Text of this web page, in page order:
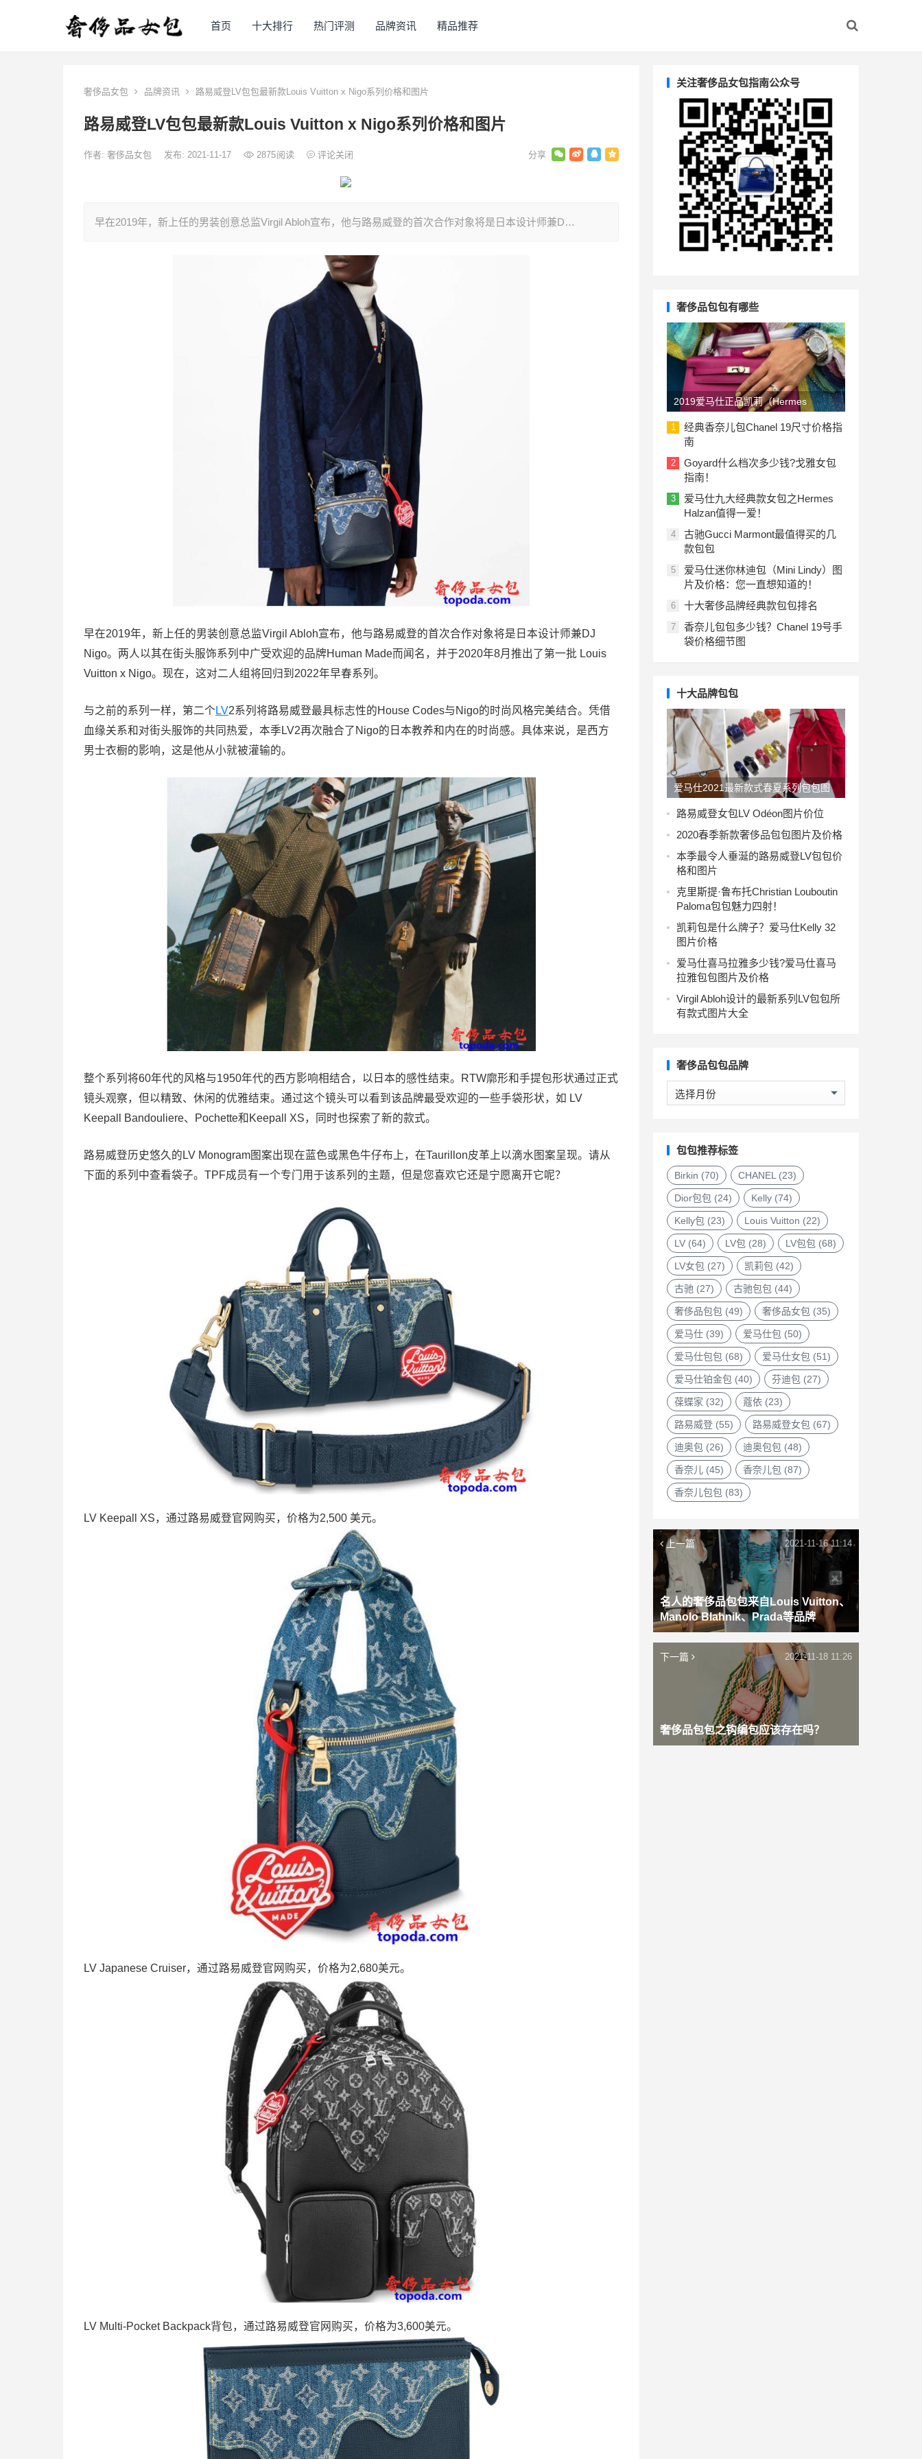
首页 十大排行 热门评测 品牌资讯 精品推荐
奢侈品女包 品牌资讯 路易威登LV包包最新款Louis Vuitton x Nigo系列价格和图片
路易威登LV包包最新款Louis Vuitton x Nigo系列价格和图片
作者: 奢侈品女包 发布: 2021-11-17 2875阅读 评论关闭
早在2019年，新上任的男装创意总监Virgil Abloh宣布，他与路易威登的首次合作对象将是日本设计师兼D…
早在2019年，新上任的男装创意总监Virgil Abloh宣布，他与路易威登的首次合作对象将是日本设计师兼DJ
Nigo。两人以其在街头服饰系列中广受欢迎的品牌Human Made而闻名，并于2020年8月推出了第一批 Louis
Vuitton x Nigo。现在，这对二人组将回归到2022年早春系列。
与之前的系列一样，第二个 LV2系列将路易威登最具标志性的House Codes与Nigo的时尚风格完美结合。凭借
血缘关系和对街头服饰的共同热爱，本季LV2再次融合了Nigo的日本教养和内在的时尚感。具体来说，是西方
男士衣橱的影响，这是他从小就被灌输的。
整个系列将60年代的风格与1950年代的西方影响相结合，以日本的感性结束。RTW廓形和手提包形状通过正式
镜头观察，但以精致、休闲的优雅结束。通过这个镜头可以看到该品牌最受欢迎的一些手袋形状，如 LV
Keepall Bandouliere、Pochette和Keepall XS，同时也探索了新的款式。
路易威登历史悠久的LV Monogram图案出现在蓝色或黑色牛仔布上，在Taurillon皮革上以滴水图案呈现。请从
下面的系列中查看袋子。TPF成员有一个专门用于该系列的主题，但是您喜欢它还是宁愿离开它呢？
LV Keepall XS，通过路易威登官网购买，价格为2,500 美元。
LV Japanese Cruiser，通过路易威登官网购买，价格为2,680美元。
LV Multi-Pocket Backpack背包，通过路易威登官网购买，价格为3,600美元。
关注奢侈品女包指南公众号
奢侈品包包有哪些
2019爱马仕正品凯莉（Hermes
Kelly）包包价格一览表：美国与欧洲
1
经典香奈儿包Chanel 19尺寸价格指
南
2
Goyard什么档次多少钱?戈雅女包
指南！
3
爱马仕九大经典款女包之Hermes
Halzan值得一爱！
4
古驰Gucci Marmont最值得买的几
款包包
5
爱马仕迷你林迪包（Mini Lindy）图
片及价格：您一直想知道的！
6 十大奢侈品牌经典款包包排名
7
香奈儿包包多少钱？Chanel 19号手
袋价格细节图
十大品牌包包
爱马仕2021最新款式春夏系列包包图
片大全
路易威登女包LV Odéon图片价位
2020春季新款奢侈品包包图片及价格
本季最令人垂涎​​的路易威登LV包包价
格和图片
克里斯提·鲁布托Christian Louboutin
Paloma包包魅力四射！
凯莉包是什么牌子？爱马仕Kelly 32
图片价格
爱马仕喜马拉雅多少钱?爱马仕喜马
拉雅包包图片及价格
Virgil Abloh设计的最新系列LV包包所
有款式图片大全
奢侈品包包品牌
奢
侈
包
品
牌
包包推荐标签
Birkin (70) CHANEL(23)
Dior包包 (24) Kelly (74)
Kelly包 (23) Louis Vuitton (22)
LV (64) LV包 (28) LV包包 (68)
LV女包 (27) 凯莉包 (42)
古驰 (27) 古驰包包 (44)
奢侈品包包 (49) 奢侈品女包 (35)
爱马仕 (39) 爱马仕包 (50)
爱马仕包包 (68) 爱马仕女包 (51)
爱马仕铂金包 (40) 芬迪包 (27)
葆蝶家 (32) 蔻依 (23)
路易威登 (55) 路易威登女包 (67)
迪奥包 (26) 迪奥包包 (48)
香奈儿 (45) 香奈儿包 (87)
香奈儿包包 (83)
上一篇
名人的奢侈品包包来自Louis Vuitton、
Manolo Blahnik、Prada等品牌
2021-11-16 11:14
下一篇
奢侈品包包之钩编包应该存在吗？
2021-11-18 11:26